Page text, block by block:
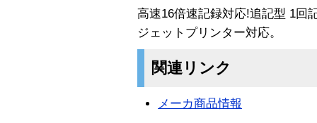
高速16倍速記録対応!追記型 1回
ジェットプリンター対応。
関連リンク
メーカ商品情報